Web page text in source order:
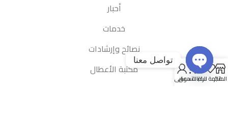
أحبار
خدمات
نصائح وإرشادات
مكتبة الأعطال
المتجر
قائمة الرغبات
0
سلة التسوق
حسابى
تواصل معنا
Open chaty